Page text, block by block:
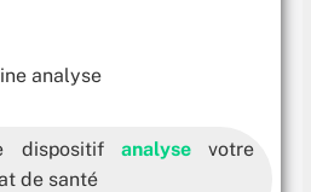
dispositif analyse
votre
de santé